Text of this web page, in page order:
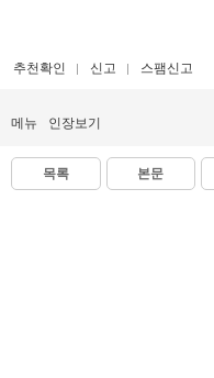
추천확인 신고 스팸신고
메뉴 인장보기
목록 본문